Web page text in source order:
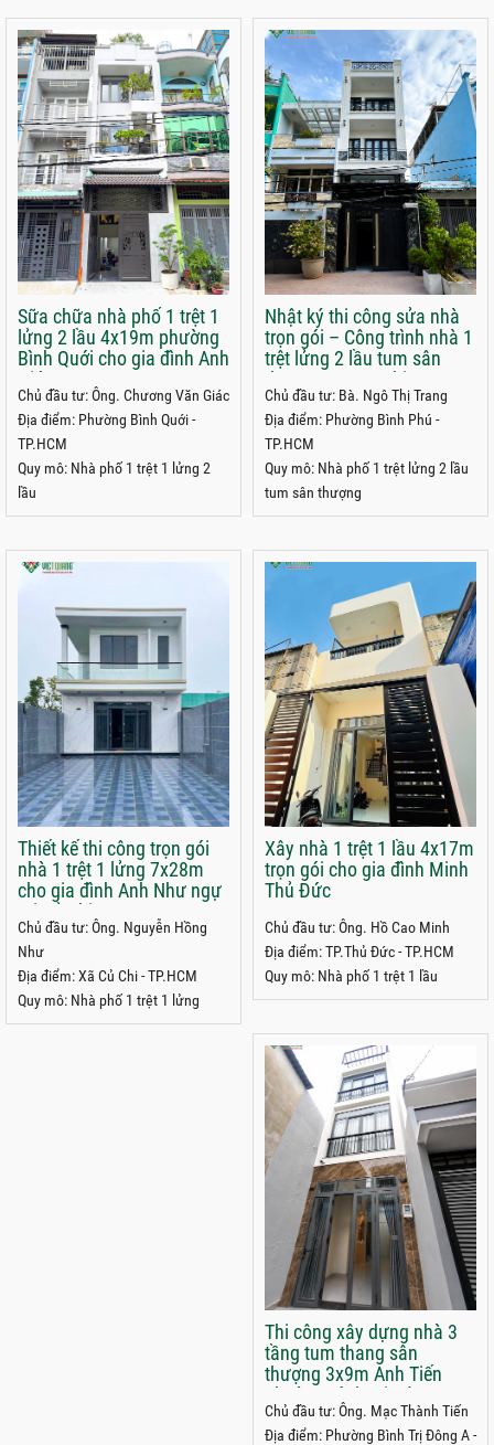
Sữa chữa nhà phố 1 trệt 1
lửng 2 lầu 4x19m phường
Bình Quới cho gia đình Anh
Giác
Chủ đầu tư: Ông. Chương Văn Giác
Địa điểm: Phường Bình Quới -
TP.HCM
Quy mô: Nhà phố 1 trệt 1 lửng 2
lầu
Nhật ký thi công sửa nhà
trọn gói – Công trình nhà 1
trệt lửng 2 lầu tum sân
thượng 4x15m chị Trang
phường Bình Phú, TPHCM
Chủ đầu tư: Bà. Ngô Thị Trang
Địa điểm: Phường Bình Phú -
TP.HCM
Quy mô: Nhà phố 1 trệt lửng 2 lầu
tum sân thượng
Thiết kế thi công trọn gói
nhà 1 trệt 1 lửng 7x28m
cho gia đình Anh Như ngự
tại Củ Chi
Chủ đầu tư: Ông. Nguyễn Hồng
Như
Địa điểm: Xã Củ Chi - TP.HCM
Quy mô: Nhà phố 1 trệt 1 lửng
Xây nhà 1 trệt 1 lầu 4x17m
trọn gói cho gia đình Minh
Thủ Đức
Chủ đầu tư: Ông. Hồ Cao Minh
Địa điểm: TP.Thủ Đức - TP.HCM
Quy mô: Nhà phố 1 trệt 1 lầu
Thi công xây dựng nhà 3
tầng tum thang sân
thượng 3x9m Anh Tiến
phường Bình Trị Đông A,
TPHCM
Chủ đầu tư: Ông. Mạc Thành Tiến
Địa điểm: Phường Bình Trị Đông A -